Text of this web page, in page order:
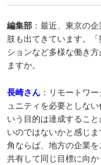
編集部 ：最近、東京の
肢も出てきています。
ションなど多様な働き
ますか。
長崎さん ：リモートワ
ュニティを必要としな
いう目的は達成するこ
いのではないかと感じ
角ならば、地方の企業
共有して同じ目標に向